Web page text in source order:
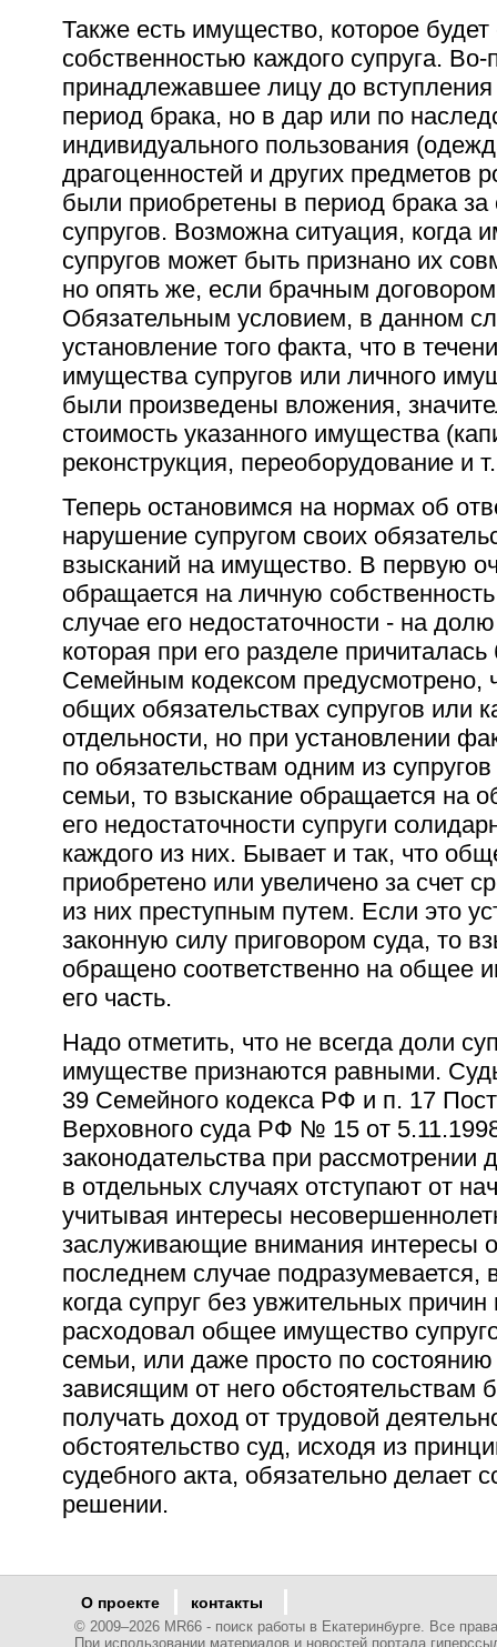
Также есть имущество, которое будет
собственностью каждого супруга.
принадлежавшее лицу до
период брака, но в дар или по
индивидуального пользования
драгоценностей и других предметов
были приобретены в период брака за
супругов. Возможна ситуация, когда
супругов может быть признано их
но опять же, если брачным
Обязательным условием, в данном
установление того факта, что в
имущества супругов или личного
были произведены вложения,
стоимость указанного имущества
реконструкция, переоборудование и
Теперь остановимся на нормах об
нарушение супругом своих
взысканий на имущество. В первую
обращается на личную
случае его недостаточности - на
которая при его разделе
Семейным кодексом предусмотрено,
общих обязательствах супругов или
отдельности, но при установлении
по обязательствам одним из
семьи, то взыскание обращается на
его недостаточности супруги
каждого из них. Бывает и так, что
приобретено или увеличено за счет
из них преступным путем. Если это
законную силу приговором суда, то
обращено соответственно на общее
его часть.
Надо отметить, что не всегда доли
имуществе признаются равными.
39 Семейного кодекса РФ и п. 17
Верховного суда РФ № 15 от
законодательства при рассмотрении
в отдельных случаях отступают от
учитывая интересы
заслуживающие внимания интересы
последнем случае подразумевается,
когда супруг без увжительных
расходовал общее имущество
семьи, или даже просто по
зависящим от него
получать доход от трудовой
обстоятельство суд, исходя из
судебного акта, обязательно делает
решении.
О проекте контакты
© 2009–2026 MR66 - поиск работы в Екатеринбурге. Все
При использовании материалов и новостей портала